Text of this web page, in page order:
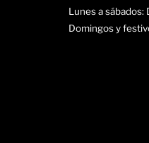
Lunes a sábados:
Domingos y